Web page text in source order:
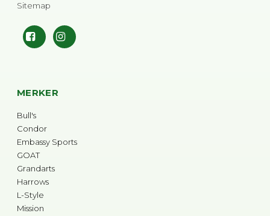
Sitemap
MERKER
Bull's
Condor
Embassy Sports
GOAT
Grandarts
Harrows
L-Style
Mission